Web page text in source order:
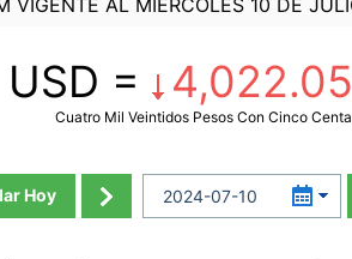
VIGENTE AL MIÉRCOLES 10 DE
USD = 4,022.05
Cuatro Mil Veintidos Pesos Con Cinco
Hoy